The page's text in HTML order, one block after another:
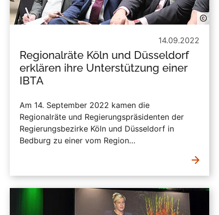
14.09.2022
Regionalräte Köln und Düsseldorf
erklären ihre Unterstützung einer
IBTA
Am 14. September 2022 kamen die
Regionalräte und Regierungspräsidenten der
Regierungsbezirke Köln und Düsseldorf in
Bedburg zu einer vom Region…